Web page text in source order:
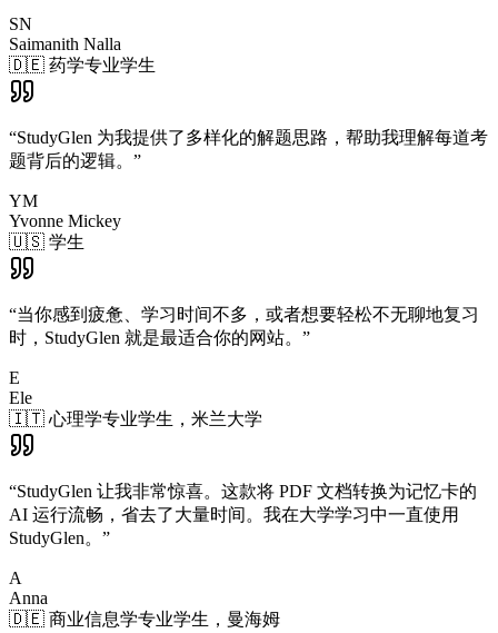
SN
Saimanith Nalla
🇩🇪 药学专业学生
“StudyGlen 为我提供了多样化的解题思路，帮助我理解每道考
题背后的逻辑。 ”
YM
Yvonne Mickey
🇺🇸 学生
“当你感到疲惫、学习时间不多，或者想要轻松不无聊地复习
时，StudyGlen 就是最适合你的网站。 ”
E
Ele
🇮🇹 心理学专业学生，米兰大学
“StudyGlen 让我非常惊喜。这款将 PDF 文档转换为记忆卡的
AI 运行流畅，省去了大量时间。我在大学学习中一直使用
StudyGlen。 ”
A
Anna
🇩🇪 商业信息学专业学生，曼海姆